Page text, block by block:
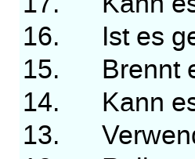
16. Ist es
15. Brennt
14. Kann es
13.